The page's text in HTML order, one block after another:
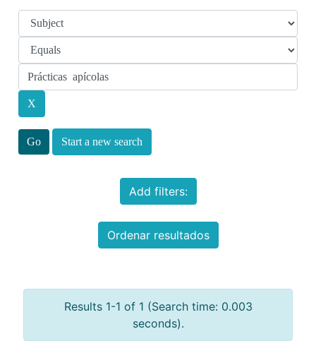
Start a new search
Add filters:
Ordenar resultados
Results 1-1 of 1 (Search time: 0.003
seconds).